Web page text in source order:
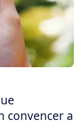
convencer a